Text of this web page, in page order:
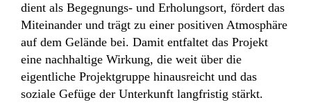
dient als Begegnungs- und Erholungsort, fördert das
Miteinander und trägt zu einer positiven Atmosphäre
auf dem Gelände bei. Damit entfaltet das Projekt
eine nachhaltige Wirkung, die weit über die
eigentliche Projektgruppe hinausreicht und das
soziale Gefüge der Unterkunft langfristig stärkt.